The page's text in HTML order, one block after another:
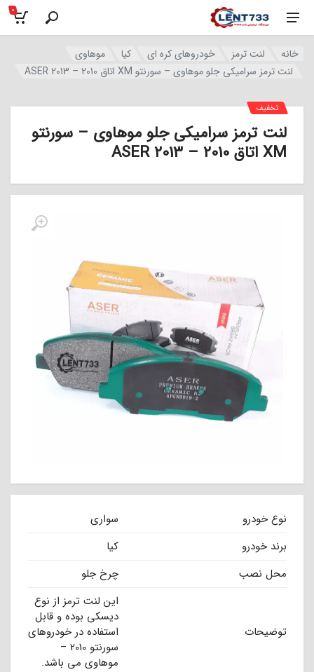
0
خانه لنت ترمز خودروهای کره ای کیا
موهاوی
لنت ترمز سرامیکی جلو موهاوی – سورنتو XM اتاق 2010 – 2013 ASER
لنت ترمز سرامیکی جلو موهاوی – سورنتو
XM اتاق 2010 – 2013 ASER
نوع خودرو
سواری
برند خودرو
کیا
محل نصب
چرخ جلو
توضیحات
این لنت ترمز از نوع
دیسکی بوده و قابل
استفاده در خودروهای
سورنتو 2010 –
موهاوی می باشد.
تخفیف